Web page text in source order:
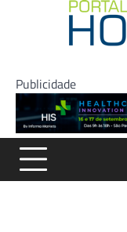
Publicidade